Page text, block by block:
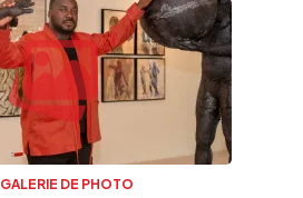
GALERIE DE PHOTO